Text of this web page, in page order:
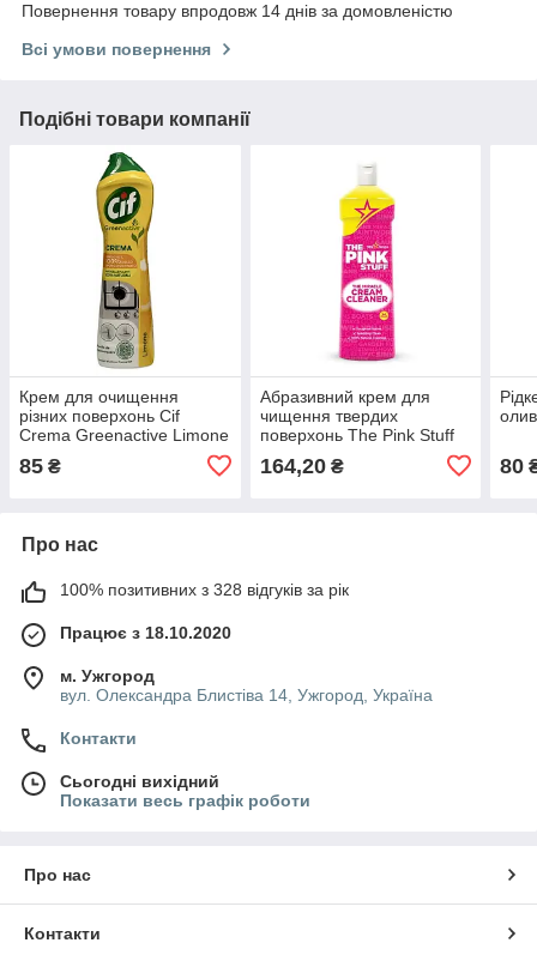
Повернення товару впродовж 14 днів за домовленістю
Всі умови повернення
Подібні товари компанії
Крем для очищення
різних поверхонь Cif
Crema Greenactive Limone
85 ₴
Абразивний крем для
чищення твердих
поверхонь The Pink Stuff
164,20₴ 80
Про нас
100% позитивних з 328 відгуків за рік
Працює з 18.10.2020
м. Ужгород
вул. Олександра Блистіва 14, Ужгород, Україна
Контакти
Сьогодні вихідний
Показати весь графік роботи
Про нас
Контакти